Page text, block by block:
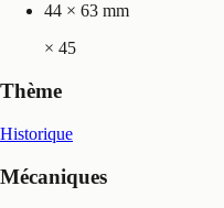
44 × 63 mm
× 45
Thème
Historique
Mécaniques